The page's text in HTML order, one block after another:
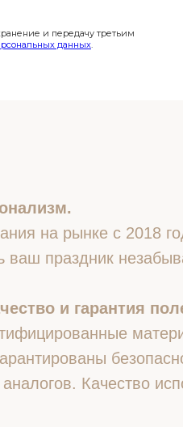
и передачу третьим
данных.
на рынке с 2018
ваш праздник
и гарантия
аналогов. Качество